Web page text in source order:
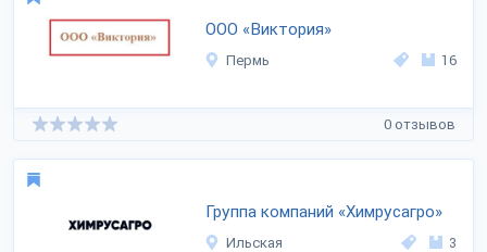
ООО «Виктория»
Пермь 16
0 отзывов
Группа компаний «Химрусагро»
Ильская 3